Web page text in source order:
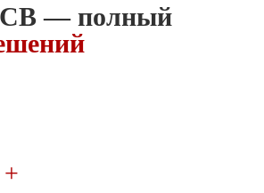
— полный
+